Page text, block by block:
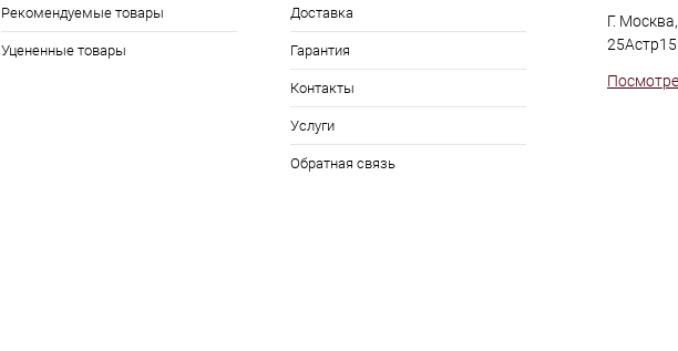
Рекомендуемые товары
Уцененные товары
Доставка
Гарантия
Контакты
Услуги
Обратная связь
Г.
25Астр15